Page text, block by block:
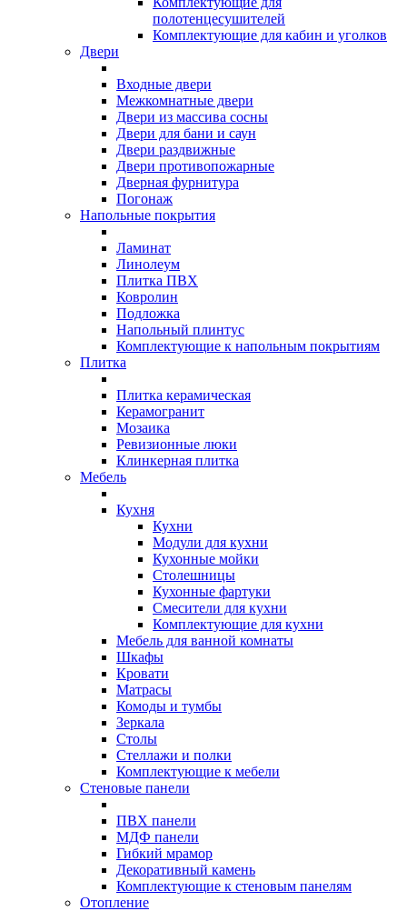
полотенцесушителей
Комплектующие для кабин и уголков
Двери
Входные двери
Межкомнатные двери
Двери из массива сосны
Двери для бани и саун
Двери раздвижные
Двери противопожарные
Дверная фурнитура
Погонаж
Напольные покрытия
Ламинат
Линолеум
Плитка ПВХ
Ковролин
Подложка
Напольный плинтус
Комплектующие к напольным покрытиям
Плитка
Плитка керамическая
Керамогранит
Мозаика
Ревизионные люки
Клинкерная плитка
Мебель
Кухня
Кухни
Модули для кухни
Кухонные мойки
Столешницы
Кухонные фартуки
Смесители для кухни
Комплектующие для кухни
Мебель для ванной комнаты
Шкафы
Кровати
Матрасы
Комоды и тумбы
Зеркала
Столы
Стеллажи и полки
Комплектующие к мебели
Стеновые панели
ПВХ панели
МДФ панели
Гибкий мрамор
Декоративный камень
Комплектующие к стеновым панелям
Отопление